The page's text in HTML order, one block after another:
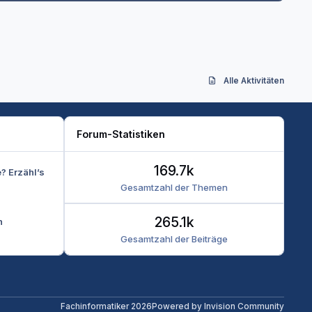
Alle Aktivitäten
Erzähl’s
Forum-Statistiken
Gesamtzahl der Themen
169.7k
Gesamtzahl der Beiträge
265.1k
Fachinformatiker 2026Powered by Invision Community